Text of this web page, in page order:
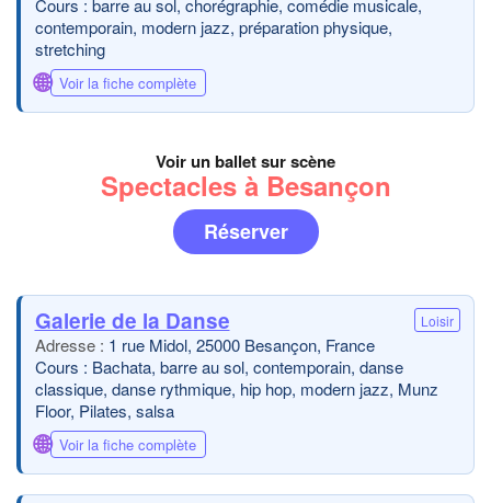
Cours : barre au sol, chorégraphie, comédie musicale,
contemporain, modern jazz, préparation physique,
stretching
🌐 Voir la fiche complète
Voir un ballet sur scène
Spectacles à Besançon
Réserver
Galerie de la Danse Loisir
1 rue Midol, 25000 Besançon, France
Cours : Bachata, barre au sol, contemporain, danse
classique, danse rythmique, hip hop, modern jazz, Munz
Floor, Pilates, salsa
🌐 Voir la fiche complète